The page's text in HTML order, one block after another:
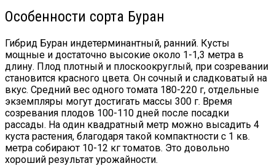
Особенности сорта Буран
Гибрид Буран индетерминантный, ранний. Кусты
мощные и достаточно высокие около 1-1,3 метра в
длину. Плод плотный и плоскоокруглый, при созревании
становится красного цвета. Он сочный и сладковатый на
вкус. Средний вес одного томата 180-220 г, отдельные
экземпляры могут достигать массы 300 г. Время
созревания плодов 100-110 дней после посадки
рассады. На один квадратный метр можно высадить 4
куста растения, благодаря такой компактности с 1 кв.
метра собирают 10-12 кг томатов. Это довольно
хороший результат урожайности.